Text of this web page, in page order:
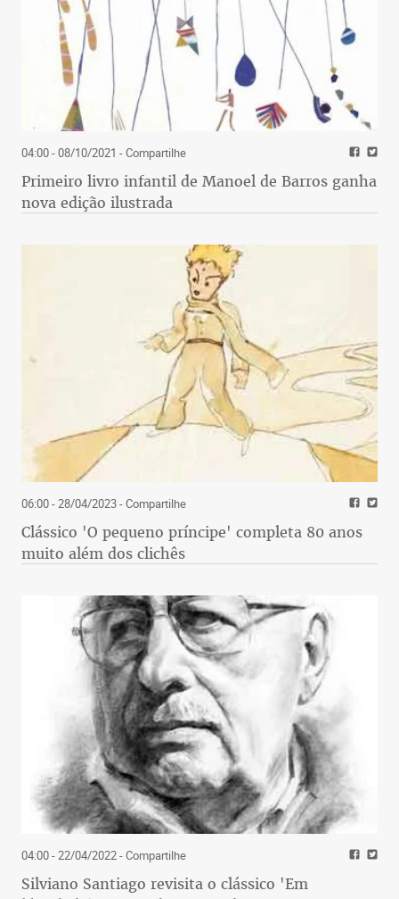
04:00 - 08/10/2021 - Compartilhe
Primeiro livro infantil de Manoel de Barros ganha
nova edição ilustrada
06:00 - 28/04/2023- Compartilhe
Clássico 'O pequeno príncipe' completa 80 anos
muito além dos clichês
04:00 - 22/04/2022- Compartilhe
Silviano Santiago revisita o clássico 'Em